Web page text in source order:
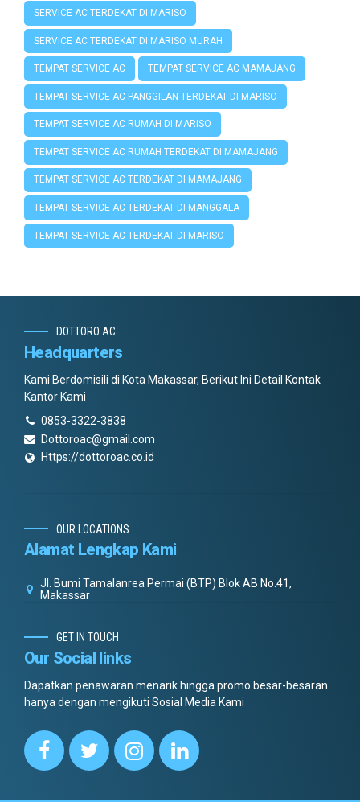
SERVICE AC TERDEKAT DI MARISO
SERVICE AC TERDEKAT DI MARISO MURAH
TEMPAT SERVICE AC TEMPAT SERVICE AC MAMAJANG
TEMPAT SERVICE AC PANGGILAN TERDEKAT DI MARISO
TEMPAT SERVICE AC RUMAH DI MARISO
TEMPAT SERVICE AC RUMAH TERDEKAT DI MAMAJANG
TEMPAT SERVICE AC TERDEKAT DI MAMAJANG
TEMPAT SERVICE AC TERDEKAT DI MANGGALA
TEMPAT SERVICE AC TERDEKAT DI MARISO
DOTTORO AC
Headquarters
Kami Berdomisili di Kota Makassar, Berikut Ini Detail Kontak
Kantor Kami
0853-3322-3838
Dottoroac@gmail.com
Https://dottoroac.co.id
OUR LOCATIONS
Alamat Lengkap Kami
Jl. Bumi Tamalanrea Permai (BTP) Blok AB No.41,
Makassar
GET IN TOUCH
Our Social links
Dapatkan penawaran menarik hingga promo besar-besaran
hanya dengan mengikuti Sosial Media Kami